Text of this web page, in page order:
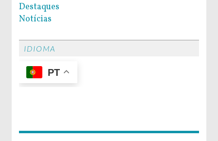
Destaques
Notícias
IDIOMA
PT